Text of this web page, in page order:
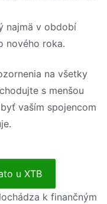
najmä v období
nového roka.
na všetky
s menšou
vaším spojencom
u XTB
k finančným